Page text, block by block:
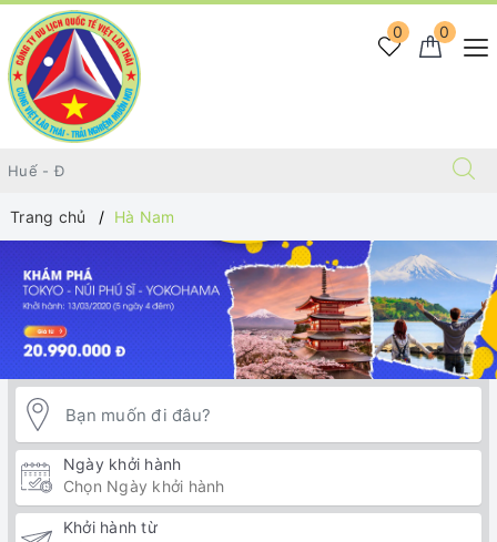
0
0
Trang chủ Hà Nam
Ngày khởi hành
Khởi hành từ